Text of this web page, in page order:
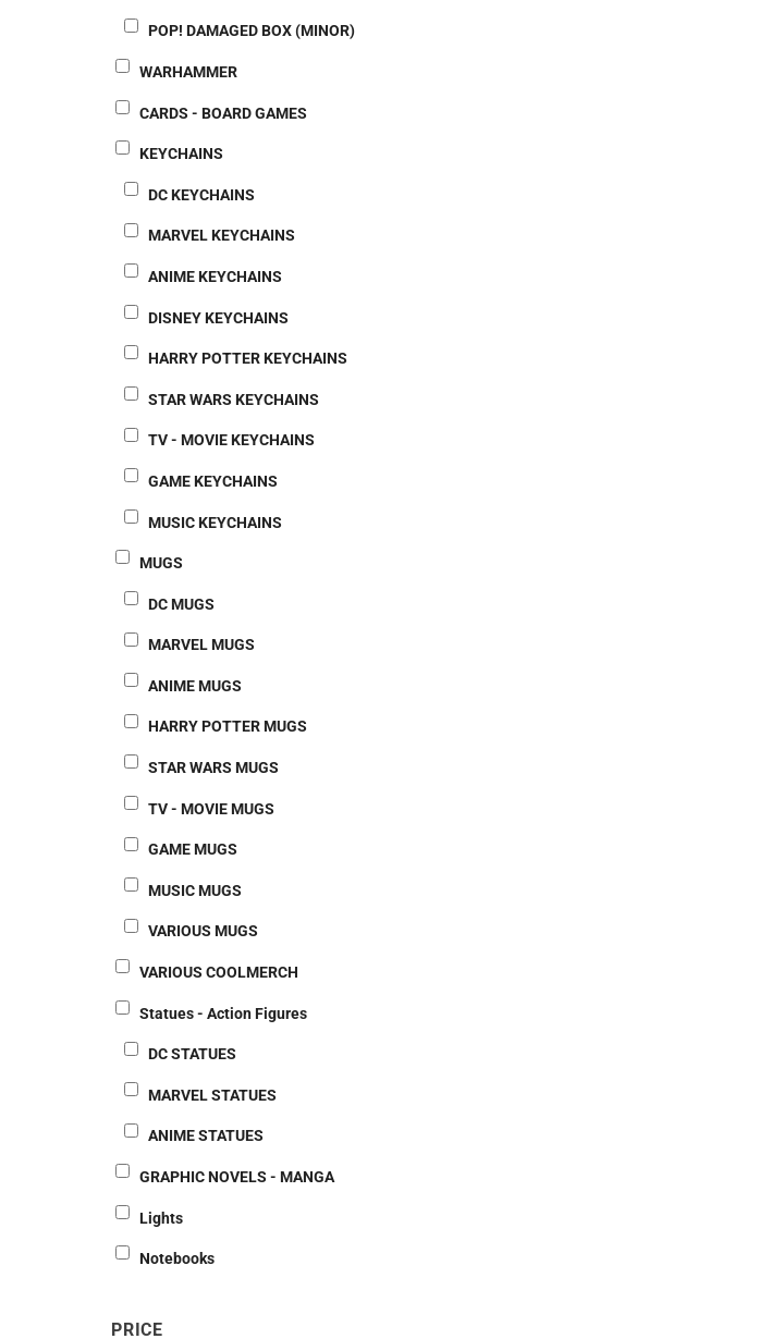
POP! DAMAGED BOX (MINOR)
WARHAMMER
CARDS - BOARD GAMES
KEYCHAINS
DC KEYCHAINS
MARVEL KEYCHAINS
ANIME KEYCHAINS
DISNEY KEYCHAINS
HARRY POTTER KEYCHAINS
STAR WARS KEYCHAINS
TV - MOVIE KEYCHAINS
GAME KEYCHAINS
MUSIC KEYCHAINS
MUGS
DC MUGS
MARVEL MUGS
ANIME MUGS
HARRY POTTER MUGS
STAR WARS MUGS
TV - MOVIE MUGS
GAME MUGS
MUSIC MUGS
VARIOUS MUGS
VARIOUS COOLMERCH
Statues - Action Figures
DC STATUES
MARVEL STATUES
ANIME STATUES
GRAPHIC NOVELS - MANGA
Lights
Notebooks
PRICE